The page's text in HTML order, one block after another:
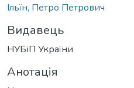
Ільїн, Петро Петрович
Видавець
НУБіП України
Анотація